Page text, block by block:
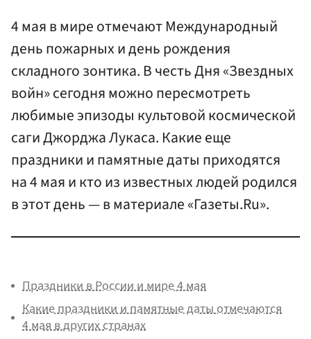
4 мая в мире отмечают Международный
день пожарных и день рождения
складного зонтика. В честь Дня «Звездных
войн» сегодня можно пересмотреть
любимые эпизоды культовой космической
саги Джорджа Лукаса. Какие еще
праздники и памятные даты приходятся
на 4 мая и кто из известных людей родился
в этот день — в материале «Газеты.Ru».
Праздники в России и мире 4 мая
Какие праздники и памятные даты отмечаются
4 мая в других странах